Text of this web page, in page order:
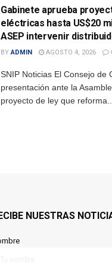
Gabinete aprueba
eléctricas hasta US$20
ASEP intervenir
BY ADMIN AGOSTO 4, 2026
SNIP Noticias El Consejo de
presentación ante la
proyecto de ley que
NUESTRAS